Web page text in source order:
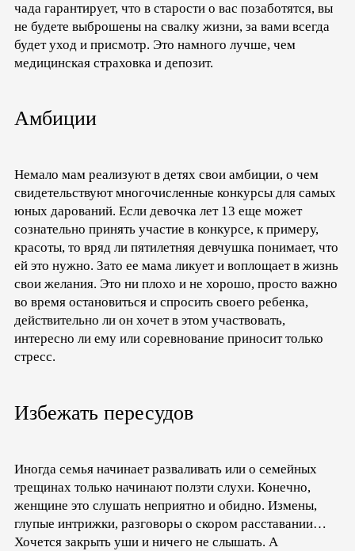
чада гарантирует, что в старости о вас позаботятся, вы
не будете выброшены на свалку жизни, за вами всегда
будет уход и присмотр. Это намного лучше, чем
медицинская страховка и депозит.
Амбиции
Немало мам реализуют в детях свои амбиции, о чем
свидетельствуют многочисленные конкурсы для самых
юных дарований. Если девочка лет 13 еще может
сознательно принять участие в конкурсе, к примеру,
красоты, то вряд ли пятилетняя девчушка понимает, что
ей это нужно. Зато ее мама ликует и воплощает в жизнь
свои желания. Это ни плохо и не хорошо, просто важно
во время остановиться и спросить своего ребенка,
действительно ли он хочет в этом участвовать,
интересно ли ему или соревнование приносит только
стресс.
Избежать пересудов
Иногда семья начинает разваливать или о семейных
трещинах только начинают ползти слухи. Конечно,
женщине это слушать неприятно и обидно. Измены,
глупые интрижки, разговоры о скором расставании…
Хочется закрыть уши и ничего не слышать. А